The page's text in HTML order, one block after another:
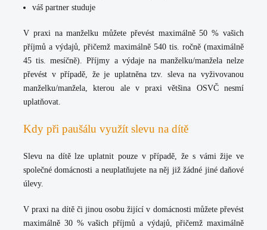
váš partner studuje
V praxi na manželku můžete převést maximálně 50 % vašich
příjmů a výdajů, přičemž maximálně 540 tis. ročně (maximálně
45 tis. mesíčně). Příjmy a výdaje na manželku/manžela nelze
převést v případě, že je uplatněna tzv. sleva na vyživovanou
manželku/manžela, kterou ale v praxi většina OSVČ nesmí
uplatňovat.
Kdy při paušálu využít slevu na dítě
Slevu na dítě lze uplatnit pouze v případě, že s vámi žije ve
společné domácnosti a neuplatňujete na něj již žádné jiné daňové
úlevy.
V praxi na dítě či jinou osobu žijící v domácnosti můžete převést
maximálně 30 % vašich příjmů a výdajů, přičemž maximálně